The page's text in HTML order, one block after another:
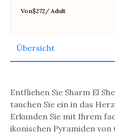
Von$272 / Adult
Übersicht
Entfliehen Sie Sharm El
tauchen Sie ein in das
Erkunden Sie mit Ihrem
ikonischen Pyramiden